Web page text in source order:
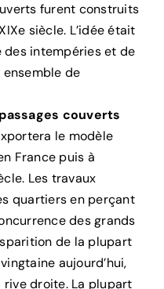
furent construits
siècle. L’idée était
des intempéries et de
de
couverts
le modèle
France puis à
Les travaux
quartiers en perçant
des grands
de la plupart
aujourd’hui,
droite. La plupart